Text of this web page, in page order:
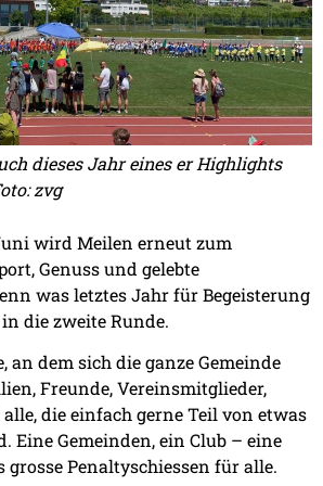
dieses Jahr eines er Highlights
zvg
wird Meilen erneut zum
Genuss und gelebte
was letztes Jahr für Begeisterung
die zweite Runde.
an dem sich die ganze Gemeinde
Freunde, Vereinsmitglieder,
die einfach gerne Teil von etwas
Eine Gemeinden, ein Club – eine
grosse Penaltyschiessen für alle.